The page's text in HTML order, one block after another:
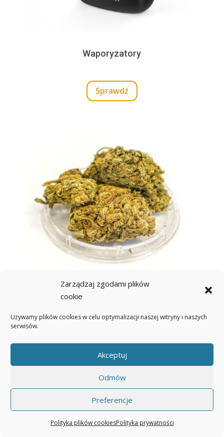
Zarządzaj zgodami plików
cookie
Używamy plików cookies w celu optymalizacji naszej witryny i naszych
serwisów.
Akceptuj
Odmów
Preferencje
Polityka plików cookiesPolityka prywatności
Waporyzatory
Sprawdź
Susz CBD
Sprawdź